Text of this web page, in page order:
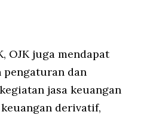
OJK juga mendapat
pengaturan dan
jasa keuangan
derivatif,